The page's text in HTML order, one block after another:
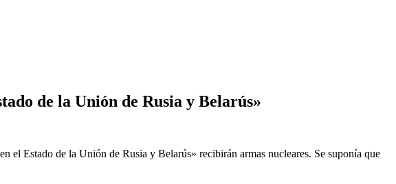
de la Unión de Rusia y Belarús»
el Estado de la Unión de Rusia y Belarús» recibirán armas nucleares. Se suponía que